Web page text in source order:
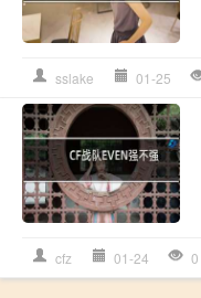
sslake 01-25
cfz 01-24 0